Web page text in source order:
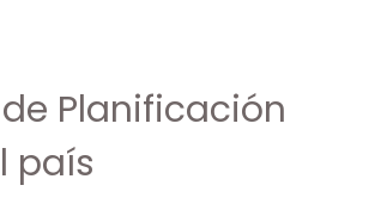
Planificación
país